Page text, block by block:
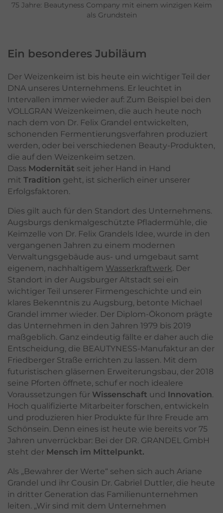
75 Jahre: Beautyness Company mit einem winzigen Keim
als Grundstein
Ein besonderes Jubiläum
Der Weizenkeim ist bis heute ein wichtiger Teil der
DNA unseres Unternehmens. Er leuchtet in
Intervallen immer wieder auf: Zum Beispiel bei den
VOLLGRAN Weizenkeimen, die auch heute noch
nach dem von Dr. Felix Grandel entwickelten,
schonenden Fermentierungsverfahren produziert
werden, oder bei verschiedenen Beauty-Produkten,
die auf den Weizenkeim setzen.
Dass Modernität seit jeher Hand in Hand
mit Tradition geht, ist sicherlich einer unserer
Erfolgsfaktoren.
Dies gilt auch für den Standort des Unternehmens.
Augsburgs denkmalgeschützte Pfladermühle, die
Keimzelle von Dr. Felix Grandels Idee, wurde in den
vergangenen Jahren zu einem modernen
Verwaltungsgebäude aus- und umgebaut samt
eigenem, nachhaltigem Wasserkraftwerk. Der
Standort in der Augsburger Altstadt sei ein
wichtiger Teil unserer Firmengeschichte und ein
klares Bekenntnis zu Augsburg, betonte Michael
Grandel immer wieder. Der Diplom-Ökonom prägte
das Unternehmen in den Jahren 1979 bis 2019
maßgeblich. Ganz eindeutig fällte er daher auch die
Entscheidung, die BEAUTYNESS-Manufaktur an der
Friedberger Straße errichten zu lassen. Mit dem
futuristischen gläsernen Erweiterungsbau, der 2018
seine Pforten öffnete, schuf er noch idealere
Voraussetzungen für Wissenschaft und Innovation.
Hoch qualifizierte Mitarbeiter forschen, entwickeln
und produzieren hier Produkte für Ihre Freude am
Schönsein. Denn eines ist heute wie bereits vor 75
Jahren unverrückbar: Bei der DR. GRANDEL GmbH
steht der Mensch im Mittelpunkt.
Als „Bewahrer der Werte“ sehen sich auch Ariane
Grandel und ihr Cousin Dr. Gabriel Duttler, die heute
in dritter Generation das Familienunternehmen
leiten. „Wir sind mit dem Unternehmen